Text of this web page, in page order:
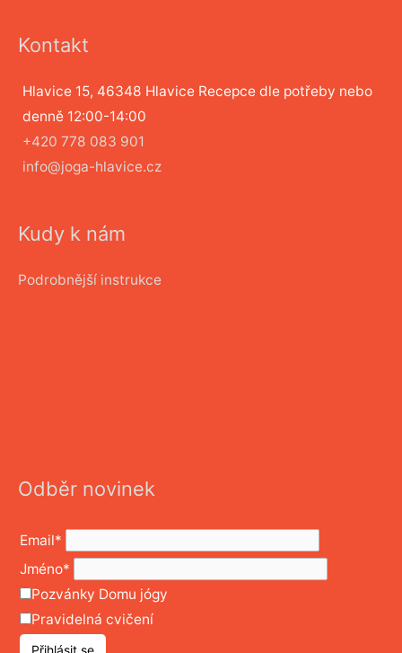
Kontakt
Hlavice 15, 46348 Hlavice Recepce dle potřeby nebo
denně 12:00-14:00
+420 778 083 901
info@joga-hlavice.cz
Kudy k nám
Podrobnější instrukce
Odběr novinek
Email*
Jméno*
Pozvánky Domu jógy
Pravidelná cvičení